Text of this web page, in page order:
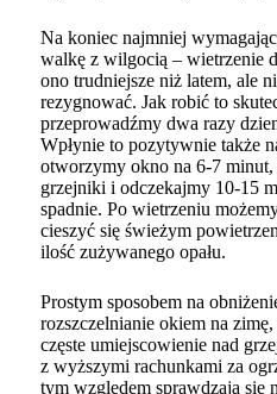
Na koniec najmniej
walkę z wilgocią – wietrzenie
ono trudniejsze niż latem, ale
rezygnować. Jak robić to
przeprowadźmy dwa razy
Wpłynie to pozytywnie także
otworzymy okno na 6-7 minut,
grzejniki i odczekajmy 10-15
spadnie. Po wietrzeniu
cieszyć się świeżym
ilość zużywanego opału.
Prostym sposobem na
rozszczelnianie okiem na zimę,
częste umiejscowienie nad
z wyższymi rachunkami za
tym względem sprawdzają się